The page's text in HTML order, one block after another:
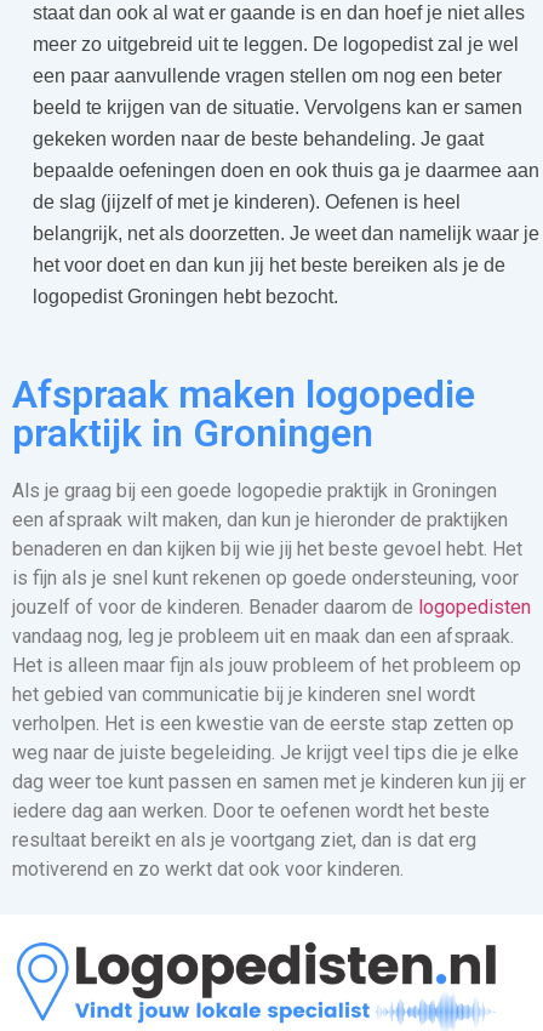
staat dan ook al wat er gaande is en dan hoef je niet alles
meer zo uitgebreid uit te leggen. De logopedist zal je wel
een paar aanvullende vragen stellen om nog een beter
beeld te krijgen van de situatie. Vervolgens kan er samen
gekeken worden naar de beste behandeling. Je gaat
bepaalde oefeningen doen en ook thuis ga je daarmee aan
de slag (jijzelf of met je kinderen). Oefenen is heel
belangrijk, net als doorzetten. Je weet dan namelijk waar je
het voor doet en dan kun jij het beste bereiken als je de
logopedist Groningen hebt bezocht.
Afspraak maken logopedie
praktijk in Groningen
Als je graag bij een goede logopedie praktijk in Groningen
een afspraak wilt maken, dan kun je hieronder de praktijken
benaderen en dan kijken bij wie jij het beste gevoel hebt. Het
is fijn als je snel kunt rekenen op goede ondersteuning, voor
jouzelf of voor de kinderen. Benader daarom de logopedisten
vandaag nog, leg je probleem uit en maak dan een afspraak.
Het is alleen maar fijn als jouw probleem of het probleem op
het gebied van communicatie bij je kinderen snel wordt
verholpen. Het is een kwestie van de eerste stap zetten op
weg naar de juiste begeleiding. Je krijgt veel tips die je elke
dag weer toe kunt passen en samen met je kinderen kun jij er
iedere dag aan werken. Door te oefenen wordt het beste
resultaat bereikt en als je voortgang ziet, dan is dat erg
motiverend en zo werkt dat ook voor kinderen.